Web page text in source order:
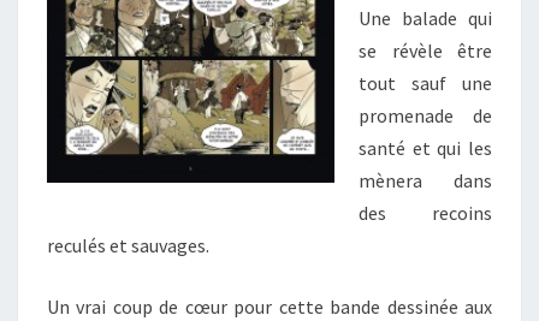
Une balade qui
se révèle être
tout sauf une
promenade de
santé et qui les
mènera dans
des recoins
reculés et sauvages.
Un vrai coup de cœur pour cette bande dessinée aux